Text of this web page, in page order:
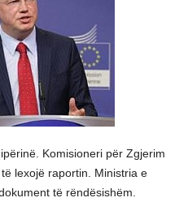
Komisioneri për Zgjerim
lexojë raportin. Ministria e
të rëndësishëm.